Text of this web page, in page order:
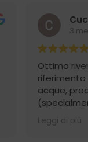
3
Ottimo
acque,
osmosi) e
Leggi di più